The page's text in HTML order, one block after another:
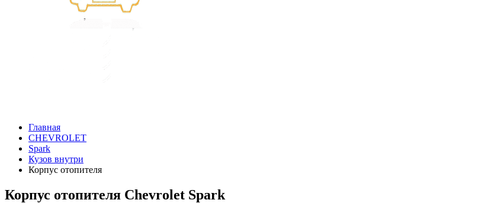
Главная
CHEVROLET
Spark
Кузов внутри
Корпус отопителя
Корпус отопителя Chevrolet Spark